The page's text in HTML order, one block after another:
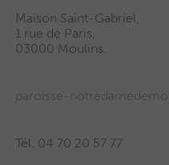
Maison Saint-Gabriel,
1 rue de Paris,
03000 Moulins.
paroisse-
Tél. 04 70 20 57 77